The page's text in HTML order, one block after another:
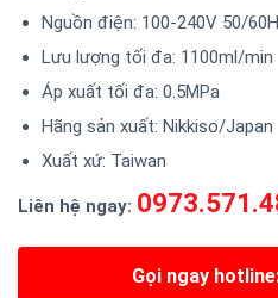
Nguồn điện: 100-240V 50/
Lưu lượng tối đa: 1100ml/min
Áp xuất tối đa: 0.5MPa
Hãng sản xuất: Nikkiso/Japan
Xuất xứ: Taiwan
Liên hệ ngay:
Gọi ngay